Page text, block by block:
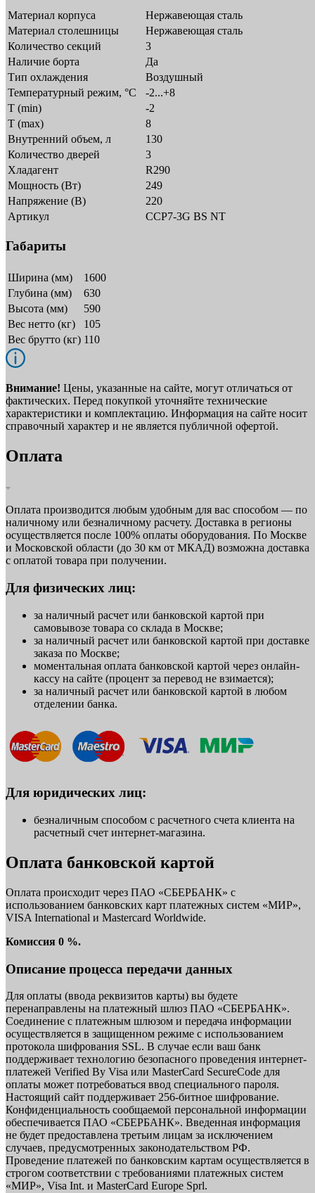
Материал корпуса
Нержавеющая сталь
Материал столешницы
Нержавеющая сталь
Количество секций
3
Наличие борта
Да
Тип охлаждения
Воздушный
Температурный режим, °C
-2...+8
T (min)
-2
T (max)
8
Внутренний объем, л
130
Количество дверей
3
Хладагент
R290
Мощность (Вт)
249
Напряжение (В)
220
Артикул
CCP7-3G BS NT
Габариты
Ширина (мм)
1600
Глубина (мм)
630
Высота (мм)
590
Вес нетто (кг)
105
Вес брутто (кг) 110
Внимание! Цены, указанные на сайте, могут отличаться от
фактических. Перед покупкой уточняйте технические
характеристики и комплектацию. Информация на сайте носит
справочный характер и не является публичной офертой.
Оплата
Оплата производится любым удобным для вас способом — по
наличному или безналичному расчету. Доставка в регионы
осуществляется после 100% оплаты оборудования. По Москве
и Московской области (до 30 км от МКАД) возможна доставка
с оплатой товара при получении.
Для физических лиц:
за наличный расчет или банковской картой при
самовывозе товара со склада в Москве;
за наличный расчет или банковской картой при доставке
заказа по Москве;
моментальная оплата банковской картой через онлайн-
кассу на сайте (процент за перевод не взимается);
за наличный расчет или банковской картой в любом
отделении банка.
Для юридических лиц:
безналичным способом с расчетного счета клиента на
расчетный счет интернет-магазина.
Оплата банковской картой
Оплата происходит через ПАО «СБЕРБАНК» с
использованием банковских карт платежных систем «МИР»,
VISA International и Mastercard Worldwide.
Комиссия 0 %.
Описание процесса передачи данных
Для оплаты (ввода реквизитов карты) вы будете
перенаправлены на платежный шлюз ПАО «СБЕРБАНК».
Соединение с платежным шлюзом и передача информации
осуществляется в защищенном режиме с использованием
протокола шифрования SSL. В случае если ваш банк
поддерживает технологию безопасного проведения интернет-
платежей Verified By Visa или MasterCard SecureCode для
оплаты может потребоваться ввод специального пароля.
Настоящий сайт поддерживает 256-битное шифрование.
Конфиденциальность сообщаемой персональной информации
обеспечивается ПАО «СБЕРБАНК». Введенная информация
не будет предоставлена третьим лицам за исключением
случаев, предусмотренных законодательством РФ.
Проведение платежей по банковским картам осуществляется в
строгом соответствии с требованиями платежных систем
«МИР», Visa Int. и MasterCard Europe Sprl.